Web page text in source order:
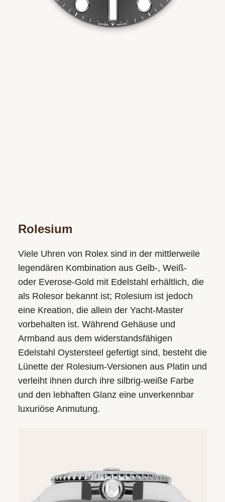
Rolesium
Viele Uhren von Rolex sind in der mittlerweile
legendären Kombination aus Gelb-, Weiß-
oder Everose-Gold mit Edelstahl erhältlich, die
als Rolesor bekannt ist; Rolesium ist jedoch
eine Kreation, die allein der Yacht‑Master
vorbehalten ist. Während Gehäuse und
Armband aus dem wider­stands­fähigen
Edelstahl Oystersteel gefertigt sind, besteht die
Lünette der Rolesium-Versionen aus Platin und
verleiht ihnen durch ihre silbrig-weiße Farbe
und den lebhaften Glanz eine unver­kennbar
luxuriöse Anmutung.